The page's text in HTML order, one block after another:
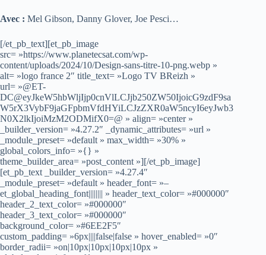
Avec : Mel Gibson, Danny Glover, Joe Pesci…
[/et_pb_text][et_pb_image
src= »https://www.planetecsat.com/wp-
content/uploads/2024/10/Design-sans-titre-10-png.webp »
alt= »logo france 2″ title_text= »Logo TV BReizh »
url= »@ET-
DC@eyJkeW5hbWljIjp0cnVlLCJjb250ZW50IjoicG9zdF9sa
W5rX3VybF9jaGFpbmVfdHYiLCJzZXR0aW5ncyI6eyJwb3
N0X2lkIjoiMzM2ODMifX0=@ » align= »center »
_builder_version= »4.27.2″ _dynamic_attributes= »url »
_module_preset= »default » max_width= »30% »
global_colors_info= »{} »
theme_builder_area= »post_content »][/et_pb_image]
[et_pb_text _builder_version= »4.27.4″
_module_preset= »default » header_font= »–
et_global_heading_font|||||||| » header_text_color= »#000000″
header_2_text_color= »#000000″
header_3_text_color= »#000000″
background_color= »#6EE2F5″
custom_padding= »6px||||false|false » hover_enabled= »0″
border_radii= »on|10px|10px|10px|10px »